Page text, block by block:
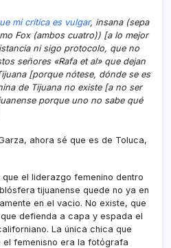
mi crí­tica es vulgar, insana (sepa
Fox (ambos cuatro)) [a lo mejor
ni sigo protocolo, que no
señores «Rafa et al» que dejan
[porque nótese, dónde se es
de Tijuana no existe [a no ser
porque uno no sabe qué
ahora sé que es de Toluca,
el liderazgo femenino dentro
tijuanense quede no ya en
en el vacio. No existe, que
defienda a capa y espada el
La única chica que
femenisno era la fotógrafa